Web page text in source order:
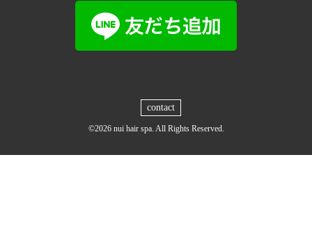
contact
©2026 nui hair spa. All Rights Reserved.